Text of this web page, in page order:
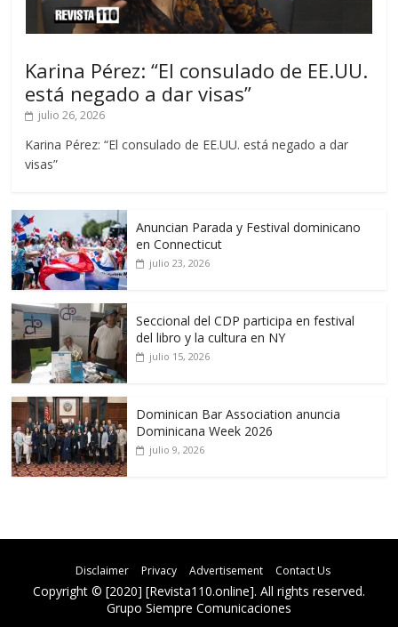
Karina Pérez: “El consulado de EE.UU.
está negado a dar visas”
julio 26, 2026
Karina Pérez: “El consulado de EE.UU. está negado a dar
visas”
Anuncian Parada y Festival dominicano
en Connecticut
julio 23, 2026
Seccional del CDP participa en festival
del libro y la cultura en NY
julio 15, 2026
Dominican Bar Association anuncia
Dominicana Week 2026
julio 9, 2026
Disclaimer Privacy Advertisement Contact Us
Copyright © [2020] [Revista110.online]. All rights reserved.
Grupo Siempre Comunicaciones